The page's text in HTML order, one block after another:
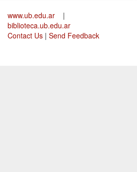
www.ub.edu.ar
|
biblioteca.ub.edu.ar
Contact Us | Send Feedback